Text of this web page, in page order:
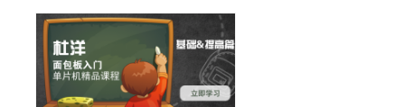
行业活动
精彩聚合